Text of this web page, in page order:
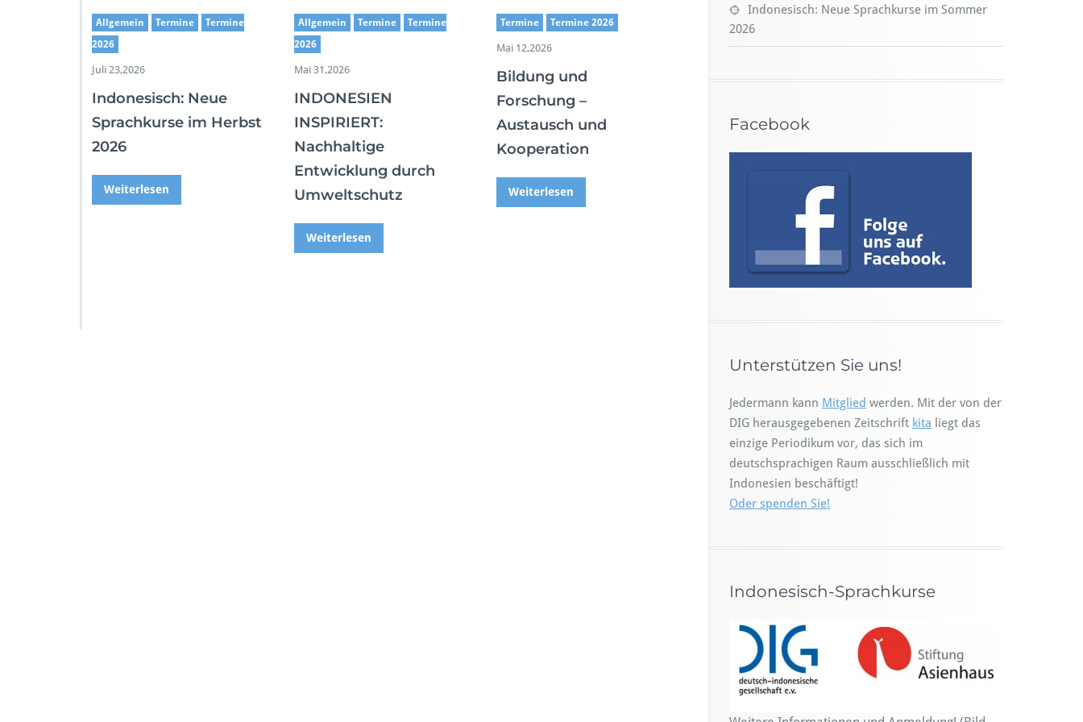
Allgemein Termine
Termine
2026
Juli 23,2026
Indonesisch: Neue
Sprachkurse im Herbst
2026
Weiterlesen
Allgemein Termine
Termine
2026
Mai 31,2026
INDONESIEN
INSPIRIERT:
Nachhaltige
Entwicklung durch
Umweltschutz
Weiterlesen
Termine Termine 2026
Mai 12,2026
Bildung und
Forschung –
Austausch und
Kooperation
Weiterlesen
Indonesisch: Neue Sprachkurse im Sommer
2026
Facebook
Unterstützen Sie uns!
Jedermann kann Mitglied werden. Mit der von der
DIG herausgegebenen Zeitschrift kita liegt das
einzige Periodikum vor, das sich im
deutschsprachigen Raum ausschließlich mit
Indonesien beschäftigt!
Oder spenden Sie!
Indonesisch-Sprachkurse